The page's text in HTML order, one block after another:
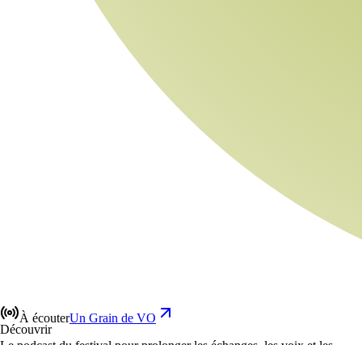
À écouterUn Grain de VO
Découvrir